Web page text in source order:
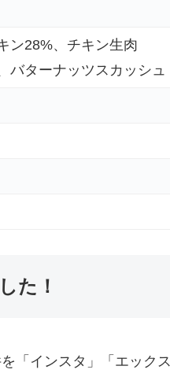
ン28%、チキン生肉
バターナッツスカッシュ
た！
「インスタ」「エックス